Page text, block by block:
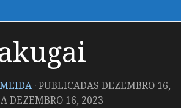
· PUBLICADAS DEZEMBRO 16,
DEZEMBRO 16, 2023